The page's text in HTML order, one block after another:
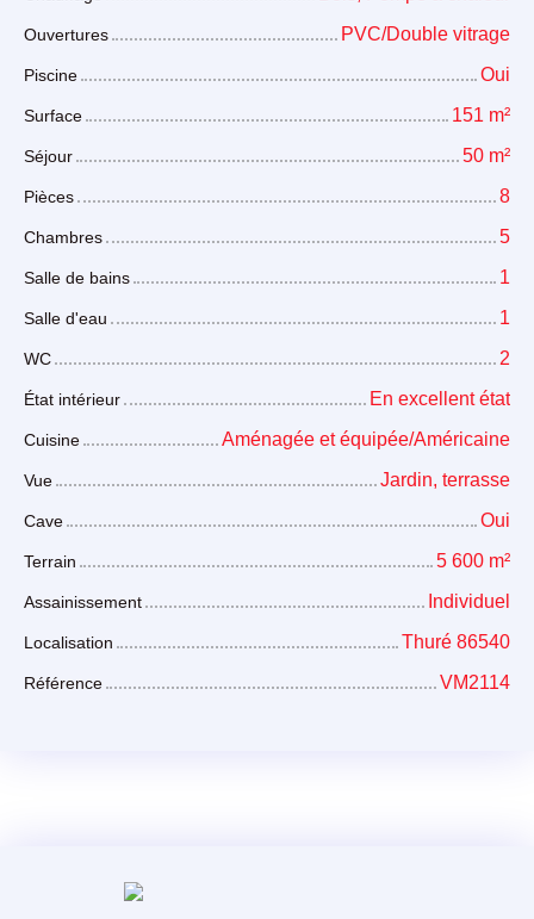
Ouvertures PVC/Double vitrage
Piscine Oui
Surface 151 m²
Séjour 50 m²
Pièces 8
Chambres 5
Salle de bains 1
Salle d'eau 1
WC 2
État intérieur En excellent état
Cuisine Aménagée et équipée/Américaine
Vue Jardin, terrasse
Cave Oui
Terrain 5 600 m²
Assainissement Individuel
Localisation Thuré 86540
Référence VM2114